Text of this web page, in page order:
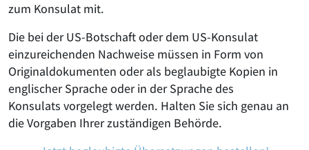
zum Konsulat mit.
Die bei der US-Botschaft oder dem US-Konsulat
einzureichenden Nachweise müssen in Form von
Originaldokumenten oder als beglaubigte Kopien in
englischer Sprache oder in der Sprache des
Konsulats vorgelegt werden. Halten Sie sich genau an
die Vorgaben Ihrer zuständigen Behörde.